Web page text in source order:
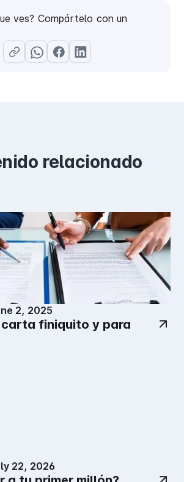
ves? Compártelo con un
relacionado
2, 2025
carta finiquito y para
22, 2026